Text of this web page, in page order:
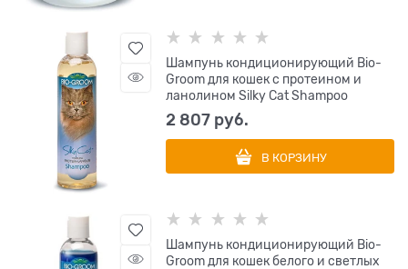
Шампунь кондиционирующий Bio-
Groom для кошек с протеином и
ланолином Silky Cat Shampoo
2 807 руб.
В КОРЗИНУ
Шампунь кондиционирующий Bio-
Groom для кошек белого и светлых